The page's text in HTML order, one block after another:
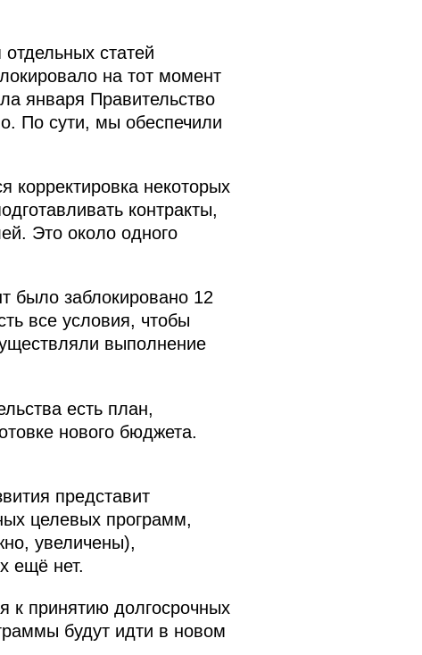
статей
на тот момент
января Правительство
По сути, мы обеспечили
некоторых
контракты,
Это около одного
было заблокировано 12
все условия, чтобы
выполнение
есть план,
нового бюджета.
представит
целевых программ,
увеличены),
ещё нет.
принятию долгосрочных
будут идти в новом